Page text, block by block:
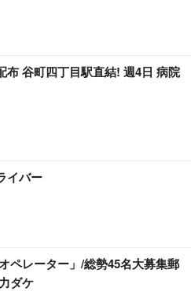
布 谷町四丁目駅直結! 週4日 病院
イバー
ペレーター」/総勢45名大募集郵
ダケ